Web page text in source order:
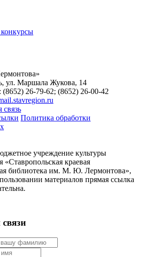
ул. Маршала Жукова, 14
(8652) 26-79-62; (8652) 26-00-42
связь
Политика обработки
учреждение культуры
«Ставропольская краевая
библиотека им. М. Ю. Лермонтова»,
материалов прямая ссылка